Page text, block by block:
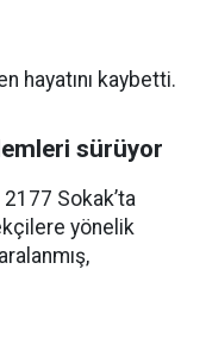
hayatını kaybetti.
sürüyor
Sokak’ta
yönelik